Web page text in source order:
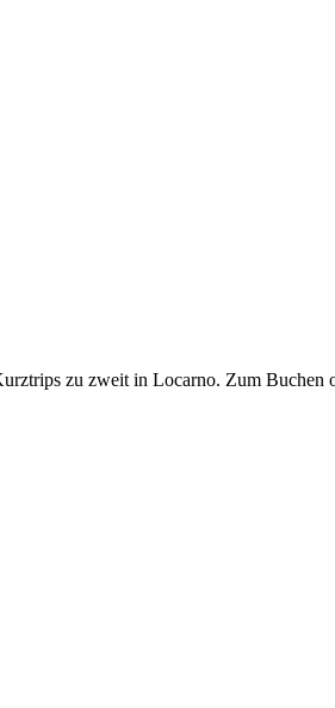
zu zweit in Locarno. Zum Buchen